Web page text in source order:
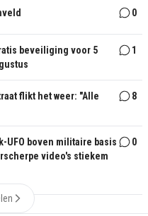
0
beveiliging voor 5
1
flikt het weer: "Alle
8
UFO boven militaire basis
video's stiekem
0